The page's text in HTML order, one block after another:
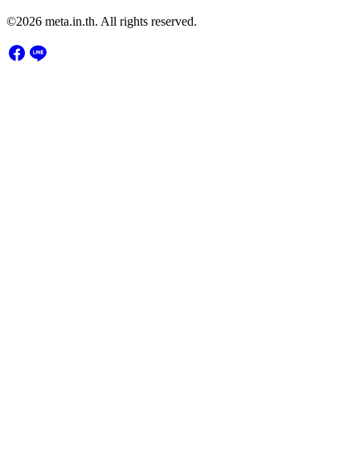
©2026 meta.in.th. All rights reserved.